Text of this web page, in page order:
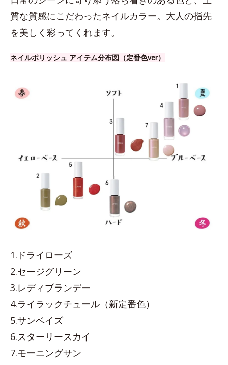
質な質感にこだわったネイルカラー。大人の指先
を美しく彩ってくれます。
ネイルポリッシュ アイテム分布図（定番色ver）
1.ドライローズ
2.セージグリーン
3.レディブランデー
4.ライラックチュール（新定番色）
5.サンベイズ
6.スターリースカイ
7.モーニングサン